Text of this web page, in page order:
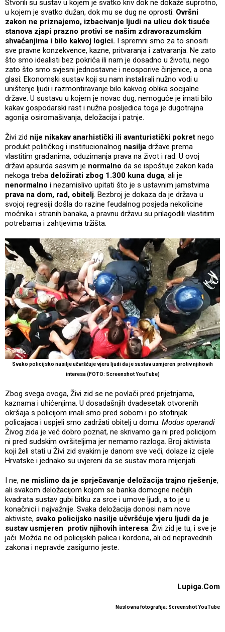
Stvorili su sustav u kojem je svatko kriv dok ne dokaže suprotno,
u kojem je svatko dužan, dok mu se dug ne oprosti. Ovršni
zakon ne priznajemo, izbacivanje ljudi na ulicu dok tisuće
stanova zjapi prazno protivi se našim zdravorazumskim
shvaćanjima i bilo kakvoj logici. I spremni smo za to snositi
sve pravne konzekvence, kazne, pritvaranja i zatvaranja. Ne zato
što smo idealisti bez pokrića ili nam je dosadno u životu, nego
zato što smo svjesni jednostavne i neosporive činjenice, a ona
glasi: Ekonomski sustav koji su nam instalirali nužno vodi u
uništenje ljudi i razmontiravanje bilo kakvog oblika socijalne
države. U sustavu u kojem je novac dug, nemoguće je imati bilo
kakav gospodarski rast i nužna posljedica toga je dugotrajna
agonija osiromašivanja, deložacija i patnje.
Živi zid nije nikakav anarhistički ili avanturistički pokret nego
produkt političkog i institucionalnog nasilja države prema
vlastitim građanima, oduzimanja prava na život i rad. U ovoj
državi apsurda sasvim je normalno da se ispoštuje zakon kada
nekoga treba deložirati zbog 1.300 kuna duga, ali je
nenormalno i nezamislivo upitati što je s ustavnim jamstvima
prava na dom, rad, obitelj. Bezbroj je dokaza da je država u
svojoj regresiji došla do razine feudalnog posjeda nekolicine
moćnika i stranih banaka, a pravnu državu su prilagodili vlastitim
potrebama i zahtjevima tržišta.
Svako policijsko nasilje učvršćuje vjeru ljudi da je sustav usmjeren protiv njihovih
interesa(FOTO: Screenshot YouTube)
Zbog svega ovoga, Živi zid se ne povlači pred prijetnjama,
kaznama i uhićenjima. U dosadašnjih dvadesetak otvorenih
okršaja s policijom imali smo pred sobom i po stotinjak
policajaca i uspjeli smo zadržati obitelj u domu. Modus operandi
Živog zida je već dobro poznat, ne skrivamo ga ni pred policijom
ni pred sudskim ovršiteljima jer nemamo razloga. Broj aktivista
koji želi stati u Živi zid svakim je danom sve veći, dolaze iz cijele
Hrvatske i jednako su uvjereni da se sustav mora mijenjati.
I ne, ne mislimo da je sprječavanje deložacija trajno rješenje,
ali svakom deložacijom kojom se banka domogne nečijih
kvadrata sustav gubi bitku za srce i umove ljudi, a to je u
konačnici i najvažnije. Svaka deložacija donosi nam nove
aktiviste, svako policijsko nasilje učvršćuje vjeru ljudi da je
sustav usmjeren protiv njihovih interesa. Živi zid je tu, i sve je
jači. Možda ne od policijskih palica i kordona, ali od nepravednih
zakona i nepravde zasigurno jeste.
Lupiga.Com
Naslovna fotografija: Screenshot YouTube